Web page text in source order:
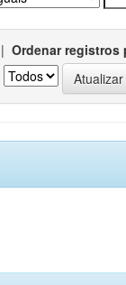
| Ordenar registros